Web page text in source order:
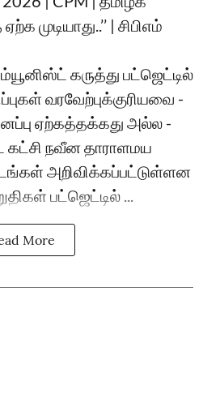
முடியாது..’’ | சிபிஎம்
கருத்து பட்ஜெட்டில்
வரவேற்புக்குரியவை -
ஏற்கத்தக்கது அல்ல -
கட்சி நவீன தாராளமய
அறிவிக்கப்பட்டுள்ளன
பட்ஜெட்டில் ...
More